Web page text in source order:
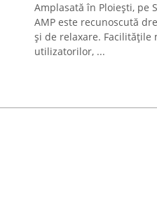
Amplasată în Ploiești, pe
AMP este recunoscută
și de relaxare.
utilizatorilor, ...